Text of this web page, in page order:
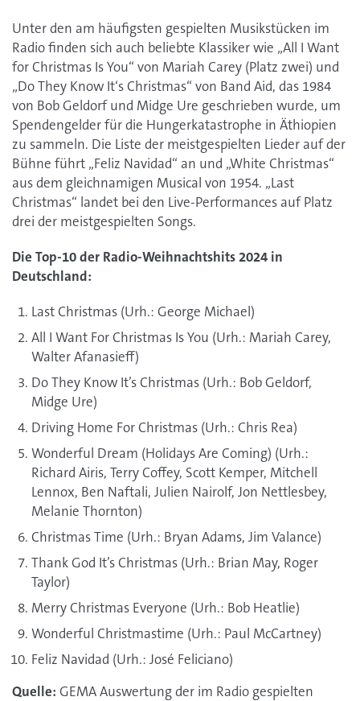
Unter den am häufigsten gespielten Musikstücken im
Radio finden sich auch beliebte Klassiker wie „All I Want
for Christmas Is You“ von Mariah Carey (Platz zwei) und
„Do They Know It‘s Christmas“ von Band Aid, das 1984
von Bob Geldorf und Midge Ure geschrieben wurde, um
Spendengelder für die Hungerkatastrophe in Äthiopien
zu sammeln. Die Liste der meistgespielten Lieder auf der
Bühne führt „Feliz Navidad“ an und „White Christmas“
aus dem gleichnamigen Musical von 1954. „Last
Christmas“ landet bei den Live-Performances auf Platz
drei der meistgespielten Songs.
Die Top-10 der Radio-Weihnachtshits 2024 in
Deutschland:
Last Christmas (Urh.: George Michael)
All I Want For Christmas Is You (Urh.: Mariah Carey,
Walter Afanasieff)
Do They Know It’s Christmas (Urh.: Bob Geldorf,
Midge Ure)
Driving Home For Christmas (Urh.: Chris Rea)
Wonderful Dream (Holidays Are Coming) (Urh.:
Richard Airis, Terry Coffey, Scott Kemper, Mitchell
Lennox, Ben Naftali, Julien Nairolf, Jon Nettlesbey,
Melanie Thornton)
Christmas Time (Urh.: Bryan Adams, Jim Valance)
Thank God It’s Christmas (Urh.: Brian May, Roger
Taylor)
Merry Christmas Everyone (Urh.: Bob Heatlie)
Wonderful Christmastime (Urh.: Paul McCartney)
Feliz Navidad (Urh.: José Feliciano)
Quelle: GEMA Auswertung der im Radio gespielten